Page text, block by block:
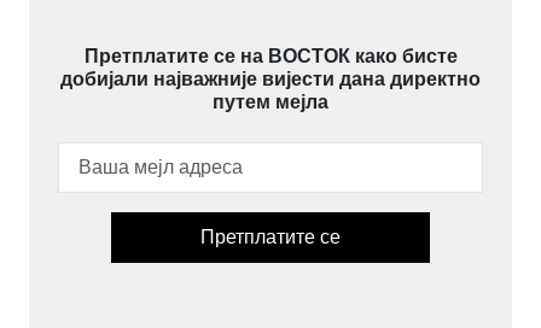
Претплатите се на ВОСТОК како бисте
добијали најважније вијести дана директно
путем мејла
Претплатите се